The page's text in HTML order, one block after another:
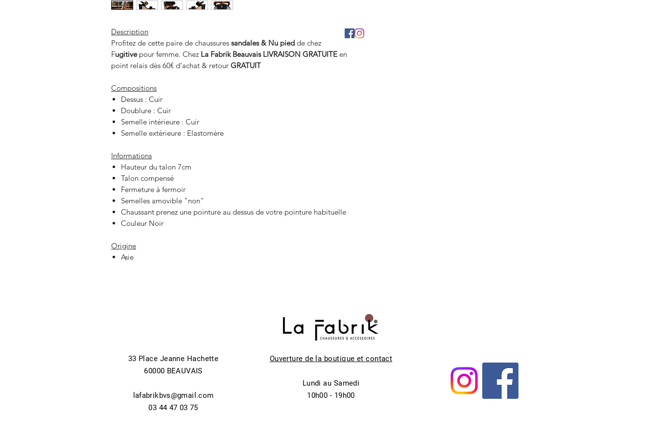
Description
Profitez de cette paire de chaussures sandales & Nu pied de chez
Fugitivepour femme. Chez La Fabrik Beauvais LIVRAISON GRATUITE en
point relais dès 60€ d’achat & retour GRATUIT
Compositions
Dessus : Cuir
Doublure : Cuir
Semelle intérieure : Cuir
Semelle extérieure : Elastomère
Informations
Hauteur du talon 7cm
Talon compensé
Fermeture à fermoir
Semelles amovible "non"
Chaussant prenez une pointure au dessus de votre pointure habituelle
Couleur Noir
Origine
Asie
33 Place Jeanne Hachette
60000 BEAUVAIS
lafabrikbvs@gmail.com
03 44 47 03 75
Ouverture de la boutique et contact
Lundi au Samedi
10h00 - 19h00